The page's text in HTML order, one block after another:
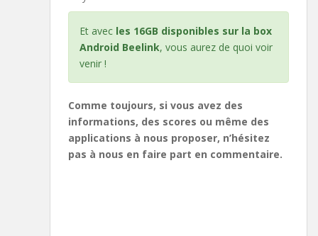
Et avec les 16GB disponibles sur la box
Android Beelink, vous aurez de quoi voir
venir !
Comme toujours, si vous avez des
informations, des scores ou même des
applications à nous proposer, n’hésitez
pas à nous en faire part en commentaire.